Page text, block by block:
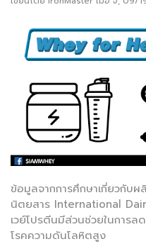
ข้อมูลจากการศึกษาเกี่ยวกับ
นิตยสาร International
เวย์โปรตีนมีส่วนช่วยในการ
โรคความดันโลหิตสูง